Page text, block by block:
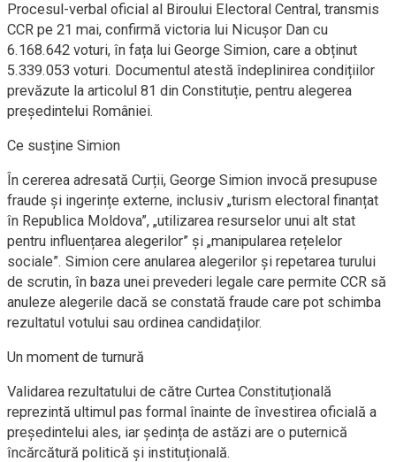
Procesul-verbal oficial al Biroului Electoral Central, transmis
CCR pe 21 mai, confirmă victoria lui Nicușor Dan cu
6.168.642 voturi, în fața lui George Simion, care a obținut
5.339.053 voturi. Documentul atestă îndeplinirea condițiilor
prevăzute la articolul 81 din Constituție, pentru alegerea
președintelui României.
Ce susține Simion
În cererea adresată Curții, George Simion invocă presupuse
fraude și ingerințe externe, inclusiv „turism electoral finanțat
în Republica Moldova”, „utilizarea resurselor unui alt stat
pentru influențarea alegerilor” și „manipularea rețelelor
sociale”. Simion cere anularea alegerilor și repetarea turului
de scrutin, în baza unei prevederi legale care permite CCR să
anuleze alegerile dacă se constată fraude care pot schimba
rezultatul votului sau ordinea candidaților.
Un moment de turnură
Validarea rezultatului de către Curtea Constituțională
reprezintă ultimul pas formal înainte de învestirea oficială a
președintelui ales, iar ședința de astăzi are o puternică
încărcătură politică și instituțională.